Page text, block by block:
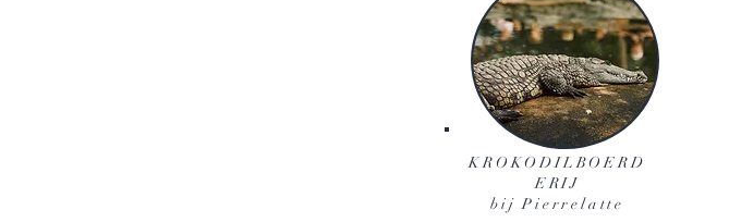
DE
KROKODILBOERD
ERIJ
bij Pierrelatte